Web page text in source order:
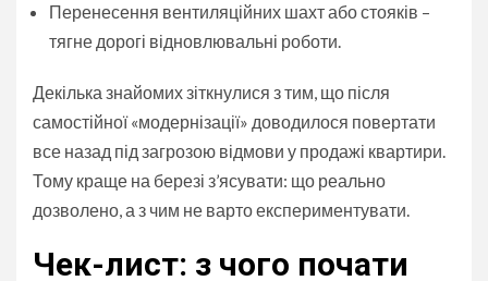
Перенесення вентиляційних шахт або стояків –
тягне дорогі відновлювальні роботи.
Декілька знайомих зіткнулися з тим, що після
самостійної «модернізації» доводилося повертати
все назад під загрозою відмови у продажі квартири.
Тому краще на березі з’ясувати: що реально
дозволено, а з чим не варто експериментувати.
Чек-лист: з чого почати